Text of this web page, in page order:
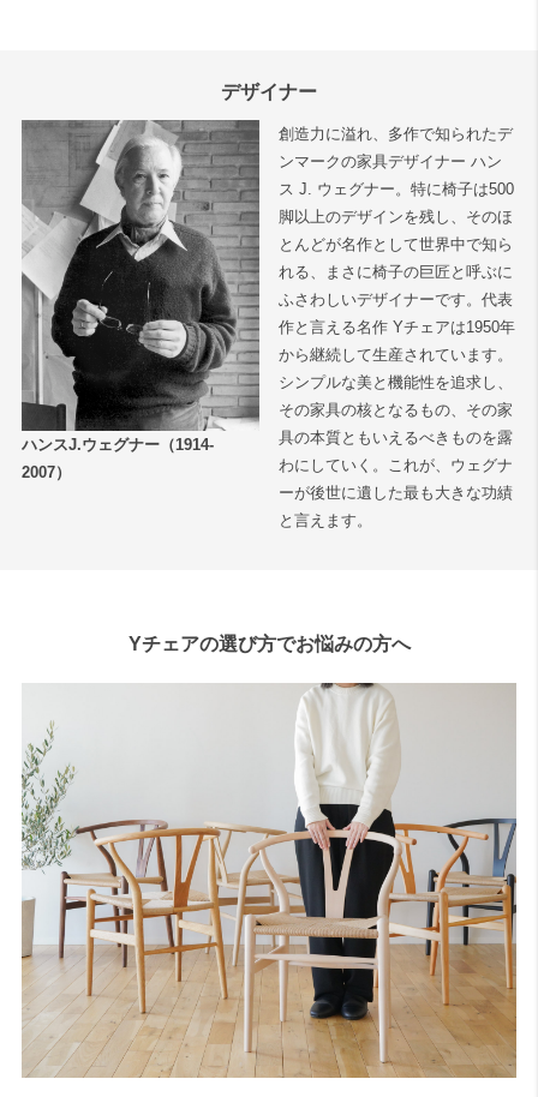
デザイナー
ハンスJ.ウェグナー（1914-
2007）
創造力に溢れ、多作で知られたデ
ンマークの家具デザイナー ハン
ス J. ウェグナー。特に椅子は500
脚以上のデザインを残し、そのほ
とんどが名作として世界中で知ら
れる、まさに椅子の巨匠と呼ぶに
ふさわしいデザイナーです。代表
作と言える名作 Yチェアは1950年
から継続して生産されています。
シンプルな美と機能性を追求し、
その家具の核となるもの、その家
具の本質ともいえるべきものを露
わにしていく。これが、ウェグナ
ーが後世に遺した最も大きな功績
と言えます。
Yチェアの選び方でお悩みの方へ